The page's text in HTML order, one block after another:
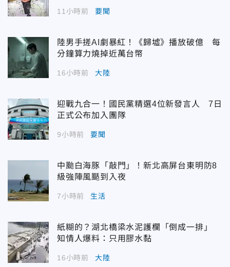
11小時前 要聞
陸男手搓AI劇暴紅！《歸墟》播放破億 每
分鐘算力燒掉近萬台幣
16小時前 大陸
迎戰九合一！國民黨精選4位新發言人 7日
正式公布加入團隊
9小時前 要聞
中颱白海豚「敲門」！新北高屏台東明防8
級強陣風颳到入夜
7小時前 生活
紙糊的？湖北橋梁水泥護欄「倒成一排」
知情人爆料：只用膠水黏
16小時前 大陸